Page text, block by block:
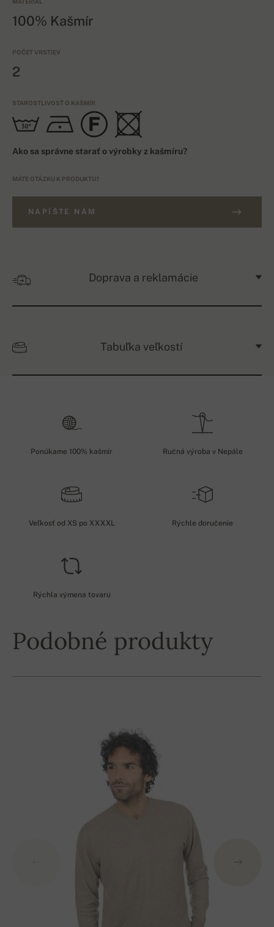
100% Kašmír
POČET VRSTIEV
2
STAROSTLIVOSŤ O KAŠMÍR
Ako sa správne starať o výrobky z kašmíru?
MÁTE OTÁZKU K PRODUKTU?
NAPÍŠTE NÁM
Doprava a reklamácie
Tabuľka veľkostí
Ponúkame 100% kašmír Ručná výroba v Nepále
Veľkosť od XS po XXXXL Rýchle doručenie
Rýchla výmena tovaru
Podobné produkty